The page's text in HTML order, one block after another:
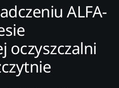
ALFA-
oczyszczalni